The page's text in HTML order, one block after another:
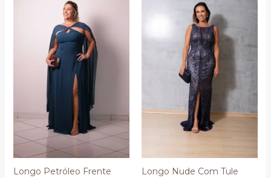
Longo Petróleo Frente
Longo Nude Com Tule